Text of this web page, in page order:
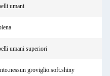
umani
umani superiori
groviglio.soft.shiny